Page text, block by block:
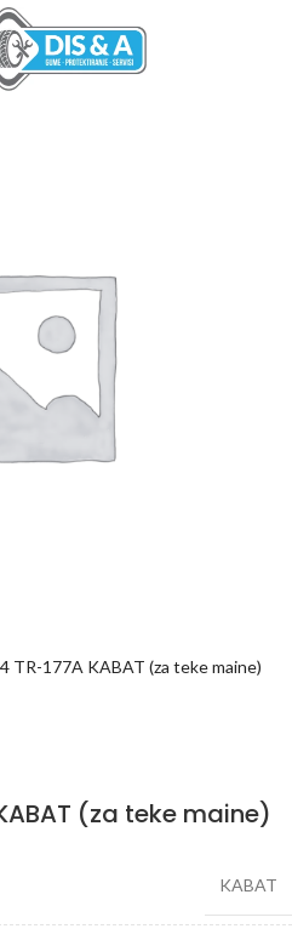
TR-177A KABAT (za teke maine)
(za teke maine)
KABAT